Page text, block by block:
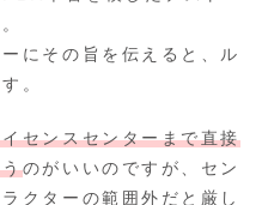
にその旨を伝えると、ル
。
センスセンターまで直接
のがいいのですが、セン
クターの範囲外だと厳し